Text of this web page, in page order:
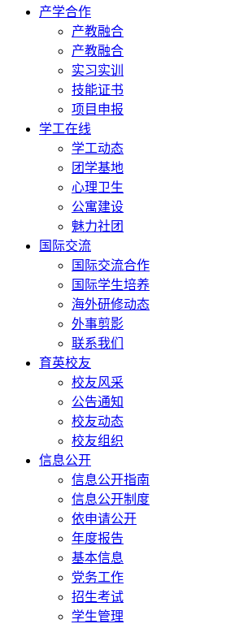
产学合作
产教融合
产教融合
实习实训
技能证书
项目申报
学工在线
学工动态
团学基地
心理卫生
公寓建设
魅力社团
国际交流
国际交流合作
国际学生培养
海外研修动态
外事剪影
联系我们
育英校友
校友风采
公告通知
校友动态
校友组织
信息公开
信息公开指南
信息公开制度
依申请公开
年度报告
基本信息
党务工作
招生考试
学生管理